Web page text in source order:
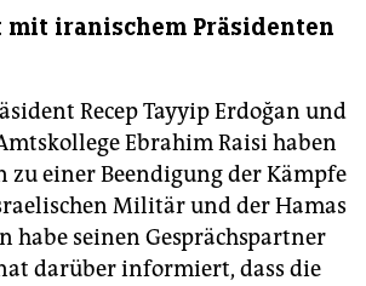
mit iranischem Präsidenten
Recep Tayyip Erdoğan und
Ebrahim Raisi haben
zu einer Beendigung der Kämpfe
Militär und der Hamas
habe seinen Gesprächspartner
darüber informiert, dass die